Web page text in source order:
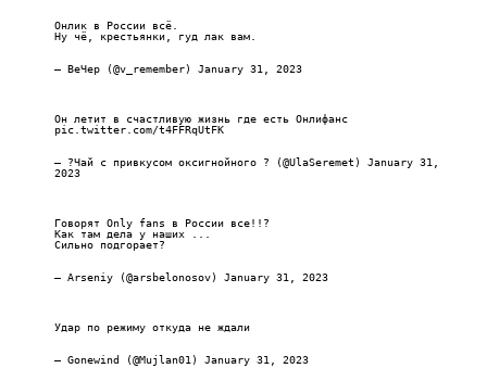
Онлик в России всё.
Ну чё, крестьянки, гуд лак вам.
— ВеЧер (@v_remember) January 31, 2023
Он летит в счастливую жизнь где есть Онлифанс
pic.twitter.com/t4FFRqUtFK
— ?Чай с привкусом оксигнойного ? (@UlaSeremet) January 31,
2023
Говорят Only fans в России все!!?
Как там дела у наших ...
Сильно подгорает?
— Arseniy (@arsbelonosov) January 31, 2023
Удар по режиму откуда не ждали
— Gonewind (@Mujlan01) January 31, 2023